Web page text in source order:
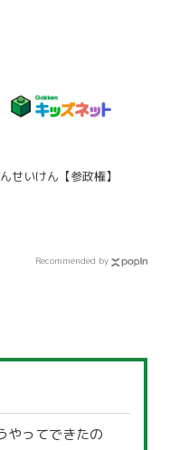
せいけん【参政権】
Recommended by
やってできたの